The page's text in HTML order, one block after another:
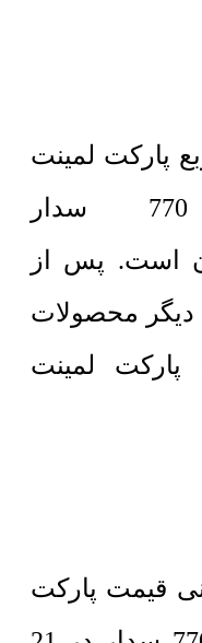
پارکت لمینت
است. پس از
دیگر محصولات
پارکت لمینت
قیمت پارکت